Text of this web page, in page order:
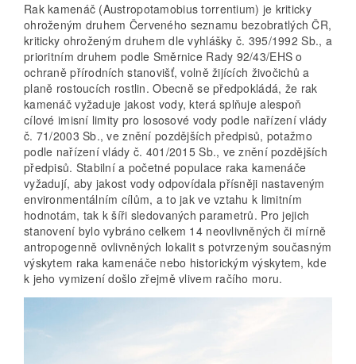
Rak kamenáč (Austropotamobius torrentium) je kriticky
ohroženým druhem Červeného seznamu bezobratlých ČR,
kriticky ohroženým druhem dle vyhlášky č. 395/1992 Sb., a
prioritním druhem podle Směrnice Rady 92/43/EHS o
ochraně přírodních stanovišť, volně žijících živočichů a
planě rostoucích rostlin. Obecně se předpokládá, že rak
kamenáč vyžaduje jakost vody, která splňuje alespoň
cílové imisní limity pro lososové vody podle nařízení vlády
č. 71/2003 Sb., ve znění pozdějších předpisů, potažmo
podle nařízení vlády č. 401/2015 Sb., ve znění pozdějších
předpisů. Stabilní a početné populace raka kamenáče
vyžadují, aby jakost vody odpovídala přísněji nastaveným
environmentálním cílům, a to jak ve vztahu k limitním
hodnotám, tak k šíři sledovaných parametrů. Pro jejich
stanovení bylo vybráno celkem 14 neovlivněných či mírně
antropogenně ovlivněných lokalit s potvrzeným současným
výskytem raka kamenáče nebo historickým výskytem, kde
k jeho vymizení došlo zřejmě vlivem račího moru.